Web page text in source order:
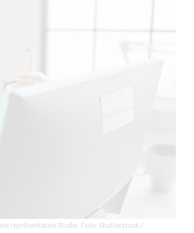
repräsentative Studie. Foto: Shutterstock /